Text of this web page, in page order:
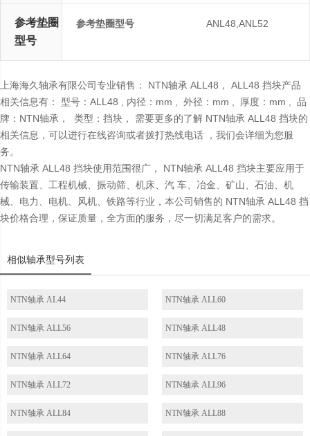
参考垫圈
型号
参考垫圈型号 ANL48,ANL52
上海海久轴承有限公司专业销售： NTN轴承 ALL48， ALL48 挡块产品
相关信息有： 型号：ALL48 , 内径：mm , 外径：mm , 厚度：mm , 品
牌：NTN轴承， 类型：挡块， 需要更多的了解 NTN轴承 ALL48 挡块的
相关信息，可以进行在线咨询或者拨打热线电话 ，我们会详细为您服
务。
NTN轴承 ALL48 挡块使用范围很广， NTN轴承 ALL48 挡块主要应用于
传输装置、工程机械、振动筛、机床、汽 车、冶金、矿山、石油、机
械、电力、电机、风机、铁路等行业，本公司销售的 NTN轴承 ALL48 挡
块价格合理，保证质量，全方面的服务，尽一切满足客户的需求。
相似轴承型号列表
NTN轴承 AL44 NTN轴承 ALL60
NTN轴承 ALL56 NTN轴承 ALL48
NTN轴承 ALL64 NTN轴承 ALL76
NTN轴承 ALL72 NTN轴承 ALL96
NTN轴承 ALL84 NTN轴承 ALL88